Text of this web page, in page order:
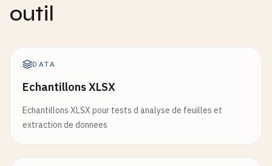
outil
DATA
Echantillons XLSX
Echantillons XLSX pour tests d analyse de feuilles et
extraction de donnees